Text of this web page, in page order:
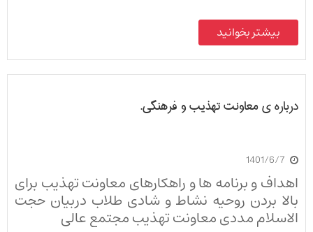
بیشتر بخوانید
درباره ی معاونت تهذیب و فرهنگی.
1401/6/7
اهداف و برنامه ها و راهکارهای معاونت تهذیب برای
بالا بردن روحیه نشاط و شادی طلاب دربیان حجت
الاسلام مددی معاونت تهذیب مجتمع عالی